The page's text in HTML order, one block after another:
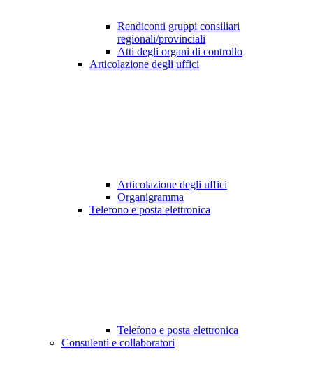
Rendiconti gruppi consiliari
regionali/provinciali
Atti degli organi di controllo
Articolazione degli uffici
Articolazione degli uffici
Organigramma
Telefono e posta elettronica
Telefono e posta elettronica
Consulenti e collaboratori